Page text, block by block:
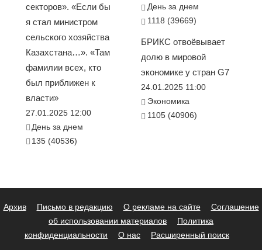
секторов». «Если бы
я стал министром
сельского хозяйства
Казахстана…». «Там
фамилии всех, кто
был приближен к
власти»
27.01.2025 12:00
День за днем
135 (40536)
День за днем
1118 (39669)
БРИКС отвоёвывает
долю в мировой
экономике у стран G7
24.01.2025 11:00
Экономика
1105 (40906)
Архив Письмо в редакцию О рекламе на сайте
Соглашение
об использовании материалов
Политика
конфиденциальности
О нас Расширенный поиск